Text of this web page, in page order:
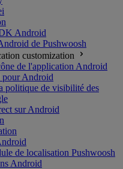
Android
de Pushwoosh
customization
de l'application Android
pour Android
politique de visibilité des
sur Android
de localisation Pushwoosh
Android